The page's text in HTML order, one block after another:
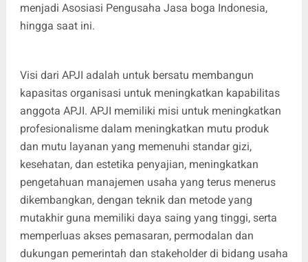
menjadi Asosiasi Pengusaha Jasa boga Indonesia,
hingga saat ini.
Visi dari APJI adalah untuk bersatu membangun
kapasitas organisasi untuk meningkatkan kapabilitas
anggota APJI. APJI memiliki misi untuk meningkatkan
profesionalisme dalam meningkatkan mutu produk
dan mutu layanan yang memenuhi standar gizi,
kesehatan, dan estetika penyajian, meningkatkan
pengetahuan manajemen usaha yang terus menerus
dikembangkan, dengan teknik dan metode yang
mutakhir guna memiliki daya saing yang tinggi, serta
memperluas akses pemasaran, permodalan dan
dukungan pemerintah dan stakeholder di bidang usaha